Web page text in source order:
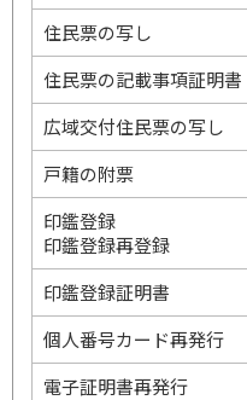
住民票の写し
住民票の記載事項証明書
広域交付住民票の写し
戸籍の附票
印鑑登録
印鑑登録再登録
印鑑登録証明書
個人番号カード再発行
電子証明書再発行